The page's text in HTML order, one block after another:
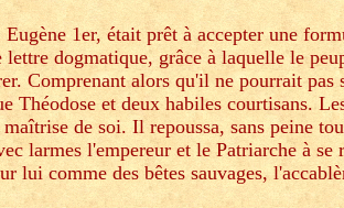
1er, était prêt à accepter une
dogmatique, grâce à laquelle le
Comprenant alors qu'il ne pourrait pas
Théodose et deux habiles courtisans.
de soi. Il repoussa, sans peine
larmes l'empereur et le Patriarche à
lui comme des bêtes sauvages,